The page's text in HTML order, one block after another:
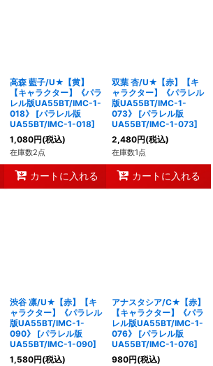
高森 藍子/U★【黄】
【キャラクター】《パラ
レル版UA55BT/IMC-1-
018》
[パラレル版
UA55BT/IMC-1-018]
1,080円(税込)
在庫数2点
カートに入れる
双葉 杏/U★【赤】【キ
ャラクター】《パラレル
版UA55BT/IMC-1-
073》
[パラレル版
UA55BT/IMC-1-073]
2,480円(税込)
在庫数1点
カートに入れる
渋谷 凛/U★【赤】【キ
ャラクター】《パラレル
版UA55BT/IMC-1-
090》
[パラレル版
UA55BT/IMC-1-090]
1,580円(税込)
アナスタシア/C★【赤】
【キャラクター】《パラ
レル版UA55BT/IMC-1-
076》
[パラレル版
UA55BT/IMC-1-076]
980円(税込)